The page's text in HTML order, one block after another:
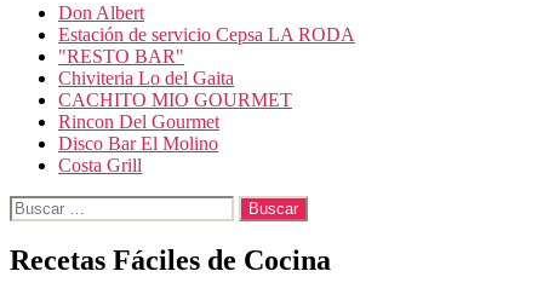
Don Albert
Estación de servicio Cepsa LA RODA
"RESTO BAR"
Chiviteria Lo del Gaita
CACHITO MIO GOURMET
Rincon Del Gourmet
Disco Bar El Molino
Costa Grill
Buscar:
Recetas Fáciles de Cocina